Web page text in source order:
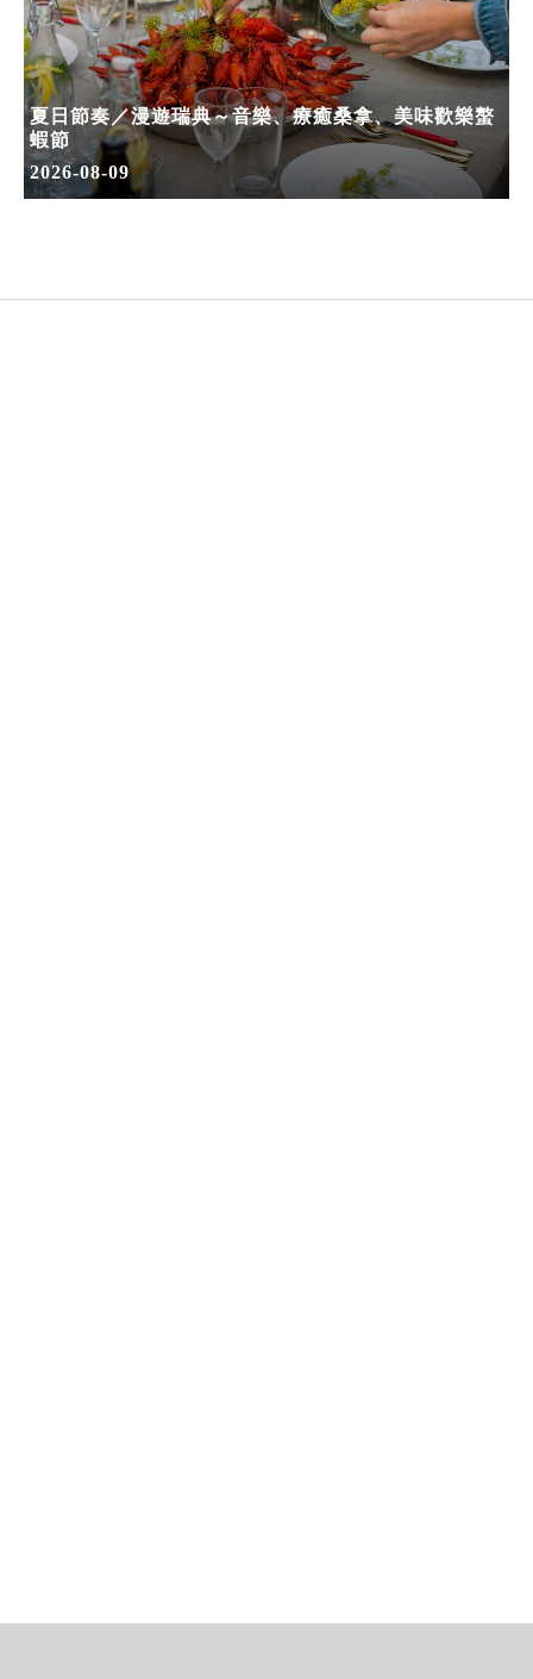
夏日節奏／漫遊瑞典～音樂、療癒桑拿、美味歡樂螯
蝦節
2026-08-09